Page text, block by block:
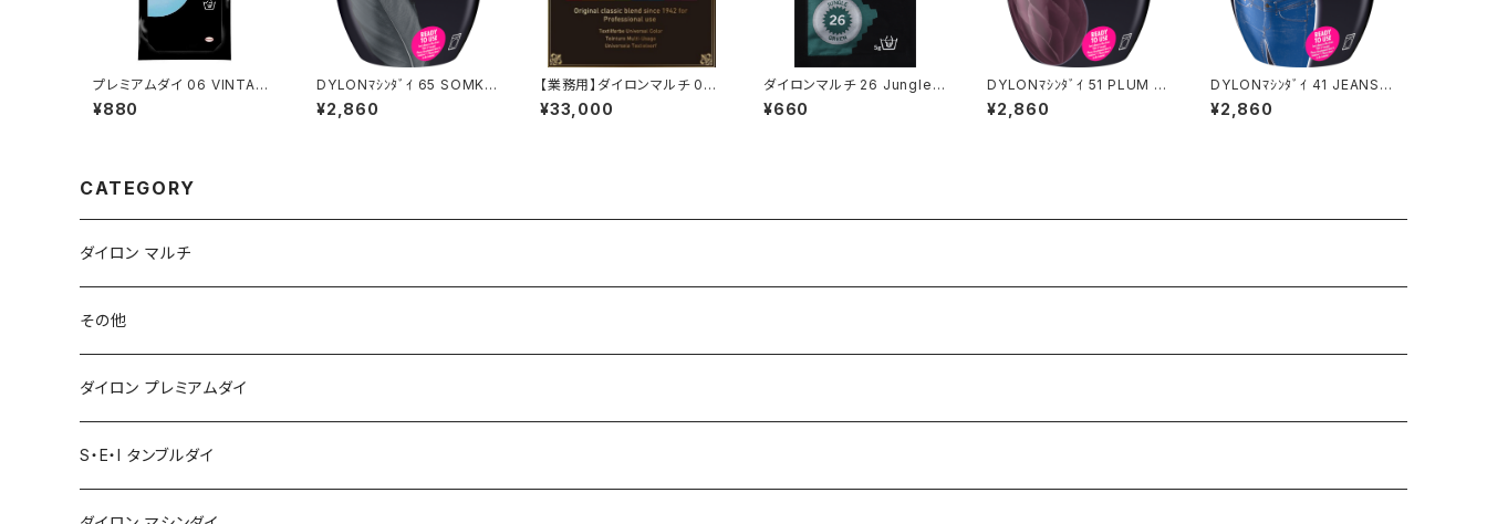
プレミアムダイ 06 VINTAGE
BLUE
¥880
DYLONﾏｼﾝﾀﾞｲ 65 SOMKE
GREY
¥2,860
【業務用】ダイロンマルチ 08
Ebony Black 500g缶
¥33,000
ダイロンマルチ 26 Jungle
Green
¥660
DYLONﾏｼﾝﾀﾞｲ 51 PLUM R
ED
¥2,860
DYLONﾏｼﾝﾀﾞｲ 41 JEANS B
LUE
¥2,860
CATEGORY
ダイロン マルチ
その他
ダイロン プレミアムダイ
S・E・I タンブルダイ